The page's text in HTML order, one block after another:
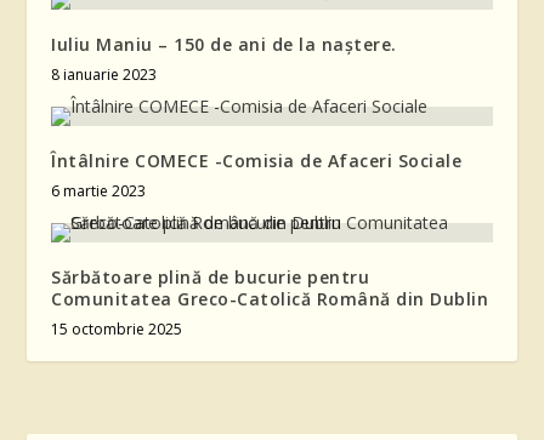
Iuliu Maniu – 150 de ani de la naștere.
8 ianuarie 2023
Întâlnire COMECE -Comisia de Afaceri Sociale
6 martie 2023
Sărbătoare plină de bucurie pentru
Comunitatea Greco-Catolică Română din Dublin
15 octombrie 2025